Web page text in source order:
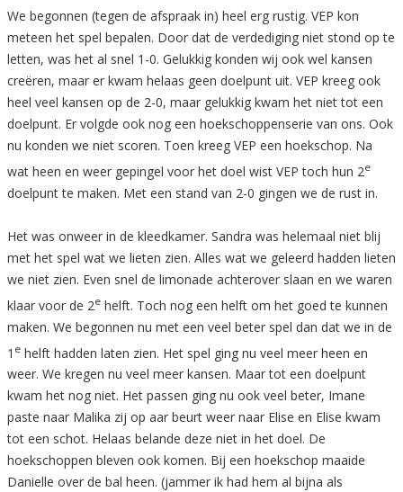
We begonnen (tegen de afspraak in) heel erg rustig. VEP kon
meteen het spel bepalen. Door dat de verdediging niet stond op te
letten, was het al snel 1-0. Gelukkig konden wij ook wel kansen
creëren, maar er kwam helaas geen doelpunt uit. VEP kreeg ook
heel veel kansen op de 2-0, maar gelukkig kwam het niet tot een
doelpunt. Er volgde ook nog een hoekschoppenserie van ons. Ook
nu konden we niet scoren. Toen kreeg VEP een hoekschop. Na
wat heen en weer gepingel voor het doel wist VEP toch hun 2e
doelpunt te maken. Met een stand van 2-0 gingen we de rust in.
Het was onweer in de kleedkamer. Sandra was helemaal niet blij
met het spel wat we lieten zien. Alles wat we geleerd hadden lieten
we niet zien. Even snel de limonade achterover slaan en we waren
klaar voor de 2e helft. Toch nog een helft om het goed te kunnen
maken. We begonnen nu met een veel beter spel dan dat we in de
1 e helft hadden laten zien. Het spel ging nu veel meer heen en
weer. We kregen nu veel meer kansen. Maar tot een doelpunt
kwam het nog niet. Het passen ging nu ook veel beter, Imane
paste naar Malika zij op aar beurt weer naar Elise en Elise kwam
tot een schot. Helaas belande deze niet in het doel. De
hoekschoppen bleven ook komen. Bij een hoekschop maaide
Danielle over de bal heen. (jammer ik had hem al bijna als